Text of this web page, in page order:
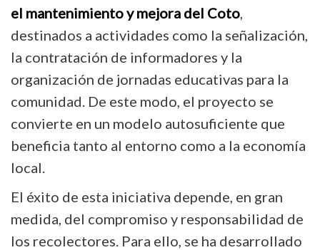
el mantenimiento y mejora del Coto
destinados a actividades como la señalización,
la contratación de informadores y la
organización de jornadas educativas para la
comunidad. De este modo, el proyecto se
convierte en un modelo autosuficiente que
beneficia tanto al entorno como a la economía
local.
El éxito de esta iniciativa depende, en gran
medida, del compromiso y responsabilidad de
los recolectores. Para ello, se ha desarrollado